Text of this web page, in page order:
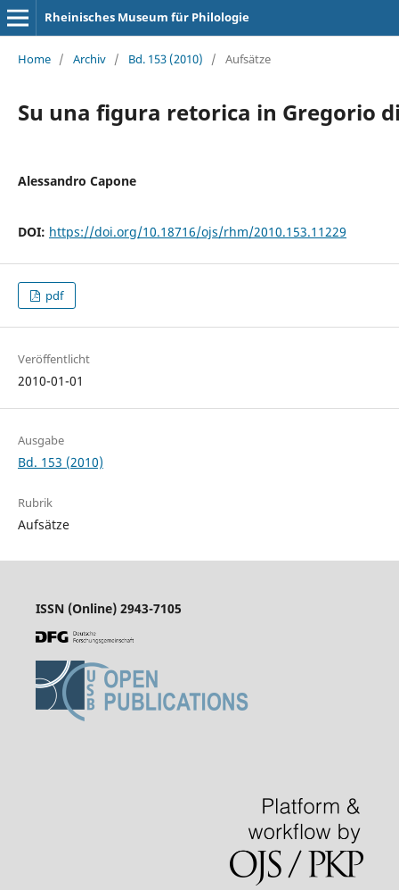
Rheinisches Museum für Philologie
Home / Archiv / Bd. 153 (2010) / Aufsätze
Su una figura retorica in Gregorio
Alessandro Capone
DOI: https://doi.org/10.18716/ojs/rhm/2010.153.11229
pdf
Veröffentlicht
2010-01-01
Ausgabe
Bd. 153 (2010)
Rubrik
Aufsätze
ISSN (Online) 2943-7105